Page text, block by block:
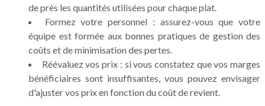
de près les quantités utilisées pour chaque plat.
Formez votre personnel : assurez-vous que votre
équipe est formée aux bonnes pratiques de gestion des
coûts et de minimisation des pertes.
Réévaluez vos prix : si vous constatez que vos marges
bénéficiaires sont insuffisantes, vous pouvez envisager
d'ajuster vos prix en fonction du coût de revient.